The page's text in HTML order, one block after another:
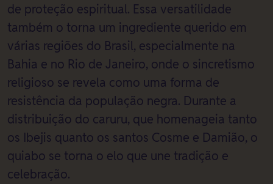
de proteção espiritual. Essa versatilidade
também o torna um ingrediente querido em
várias regiões do Brasil, especialmente na
Bahia e no Rio de Janeiro, onde o sincretismo
religioso se revela como uma forma de
resistência da população negra. Durante a
distribuição do caruru, que homenageia tanto
os Ibejis quanto os santos Cosme e Damião, o
quiabo se torna o elo que une tradição e
celebração.